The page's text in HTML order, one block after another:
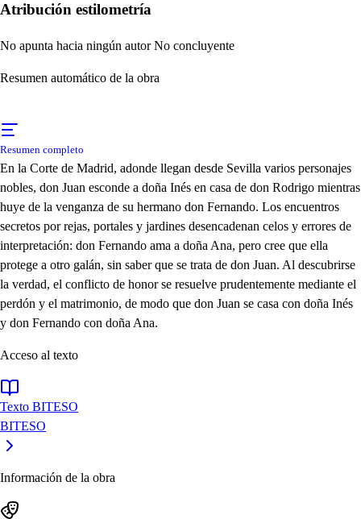
Atribución estilometría
No apunta hacia ningún autor No concluyente
Resumen automático de la obra
Resumen completo
En la Corte de Madrid, adonde llegan desde Sevilla varios personajes
nobles, don Juan esconde a doña Inés en casa de don Rodrigo mientras
huye de la venganza de su hermano don Fernando. Los encuentros
secretos por rejas, portales y jardines desencadenan celos y errores de
interpretación: don Fernando ama a doña Ana, pero cree que ella
protege a otro galán, sin saber que se trata de don Juan. Al descubrirse
la verdad, el conflicto de honor se resuelve prudentemente mediante el
perdón y el matrimonio, de modo que don Juan se casa con doña Inés
y don Fernando con doña Ana.
Acceso al texto
Texto BITESO
BITESO
Información de la obra